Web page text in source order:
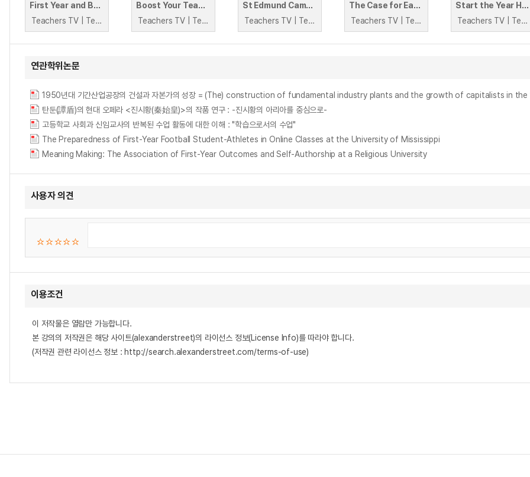
First Year and Beyond
Teachers TV | Teachers TV
Boost Your Teaching: Getting organised for the New Year
Teachers TV | Teachers TV
St Edmund Campion Primary: Green throughout the year
Teachers TV | Teachers TV
The Case for Early Years Language Intervention
Teachers TV | Teachers TV
Start the Year Here
Teachers TV | Teachers TV
연관학위논문
1950년대 기간산업공장의 건설과 자본가의 성장 = (The) construction of fundamental industry plants and the growth of capitalists in the
탄둔(譚盾)의 현대 오페라 <진시황(秦始皇)>의 작품 연구 : -진시황의 아리아를 중심으로-
고등학교 사회과 신임교사의 반복된 수업 활동에 대한 이해 : "학습으로서의 수업"
The Preparedness of First-Year Football Student-Athletes in Online Classes at the University of Mississippi
Meaning Making: The Association of First-Year Outcomes and Self-Authorship at a Religious University
사용자 의견
이용조건
이 저작물은 열람만 가능합니다.
본 강의의 저작권은 해당 사이트(alexanderstreet)의 라이선스 정보(License Info)를 따라야 합니다.
(저작권 관련 라이선스 정보 : http://search.alexanderstreet.com/terms-of-use)